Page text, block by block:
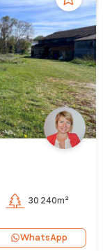
30 240m²
WhatsApp